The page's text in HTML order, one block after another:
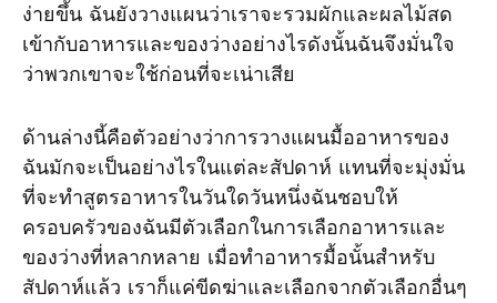
ง่ายขึ้น ฉันยังวางแผนว่าเราจะรวมผักและผลไม้สด
เข้ากับอาหารและของว่างอย่างไรดังนั้นฉันจึงมั่นใจ
ว่าพวกเขาจะใช้ก่อนที่จะเน่าเสีย
ด้านล่างนี้คือตัวอย่างว่าการวางแผนมื้ออาหารของ
ฉันมักจะเป็นอย่างไรในแต่ละสัปดาห์ แทนที่จะมุ่งมั่น
ที่จะทําสูตรอาหารในวันใดวันหนึ่งฉันชอบให้
ครอบครัวของฉันมีตัวเลือกในการเลือกอาหารและ
ของว่างที่หลากหลาย เมื่อทําอาหารมื้อนั้นสําหรับ
สัปดาห์แล้ว เราก็แค่ขีดฆ่าและเลือกจากตัวเลือกอื่นๆ